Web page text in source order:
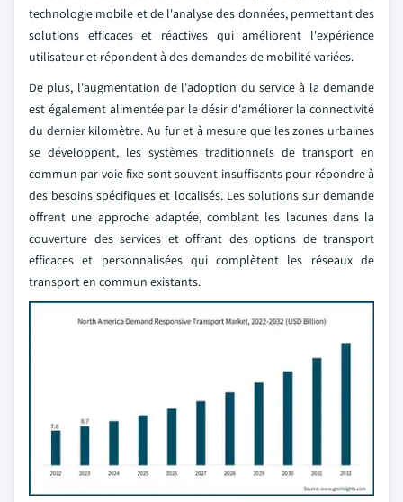
technologie mobile et de l'analyse des données, permettant des
solutions efficaces et réactives qui améliorent l'expérience
utilisateur et répondent à des demandes de mobilité variées.
De plus, l'augmentation de l'adoption du service à la demande
est également alimentée par le désir d'améliorer la connectivité
du dernier kilomètre. Au fur et à mesure que les zones urbaines
se développent, les systèmes traditionnels de transport en
commun par voie fixe sont souvent insuffisants pour répondre à
des besoins spécifiques et localisés. Les solutions sur demande
offrent une approche adaptée, comblant les lacunes dans la
couverture des services et offrant des options de transport
efficaces et personnalisées qui complètent les réseaux de
transport en commun existants.